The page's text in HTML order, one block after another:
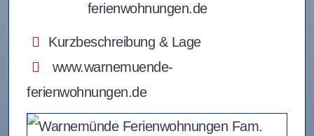
ferienwohnungen.de
Kurzbeschreibung & Lage
www.warnemuende-
ferienwohnungen.de